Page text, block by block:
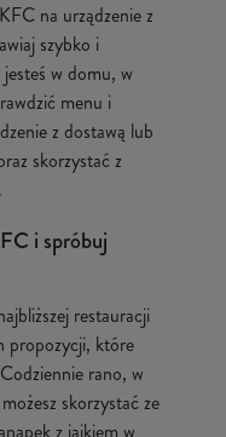
na urządzenie z
szybko i
w domu, w
menu i
z dostawą lub
skorzystać z
i spróbuj
restauracji
propozycji, które
rano, w
skorzystać ze